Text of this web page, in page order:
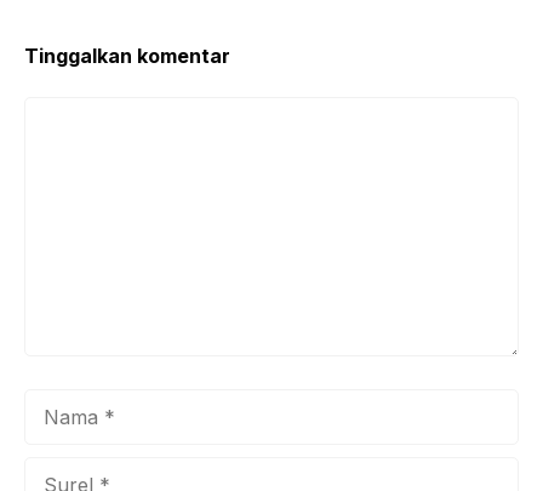
k
Tinggalkan komentar